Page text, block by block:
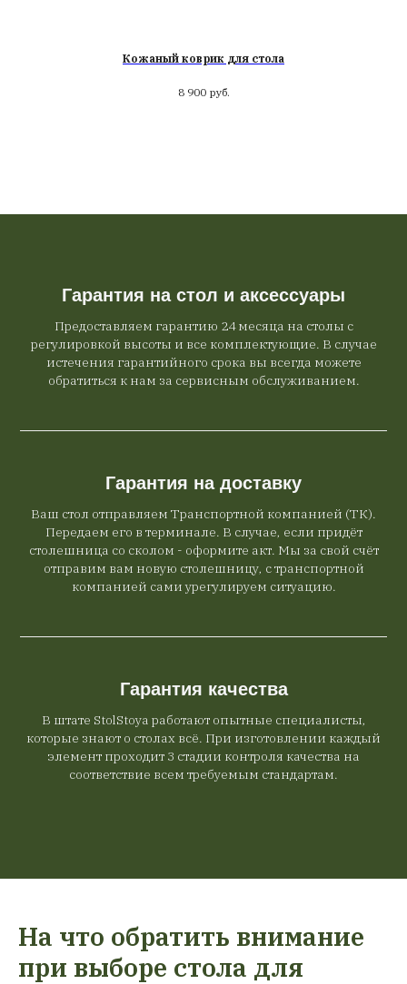
Кожаный коврик для стола
8 900 руб.
Гарантия на стол и аксессуары
Предоставляем гарантию 24 месяца на столы с
регулировкой высоты и все комплектующие. В случае
истечения гарантийного срока вы всегда можете
обратиться к нам за сервисным обслуживанием.
Гарантия на доставку
Ваш стол отправляем Транспортной компанией (ТК).
Передаем его в терминале. В случае, если придёт
столешница со сколом - оформите акт. Мы за свой счёт
отправим вам новую столешницу, с транспортной
компанией сами урегулируем ситуацию.
Гарантия качества
В штате StolStoya работают опытные специалисты,
которые знают о столах всё. При изготовлении каждый
элемент проходит 3 стадии контроля качества на
соответствие всем требуемым стандартам.
На что обратить внимание
при выборе стола для